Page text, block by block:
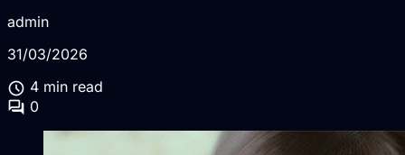
admin
31/03/2026
schedule 4 min read
forum 0